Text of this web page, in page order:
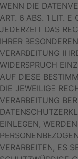
WENN DIE
ART. 6 ABS. 1 LIT. E
JEDERZEIT DAS
IHRER
VERARBEITUNG
WIDERSPRUCH
AUF DIESE
DIE JEWEILIGE
VERARBEITUNG
EINLEGEN,
VERARBEITEN, ES